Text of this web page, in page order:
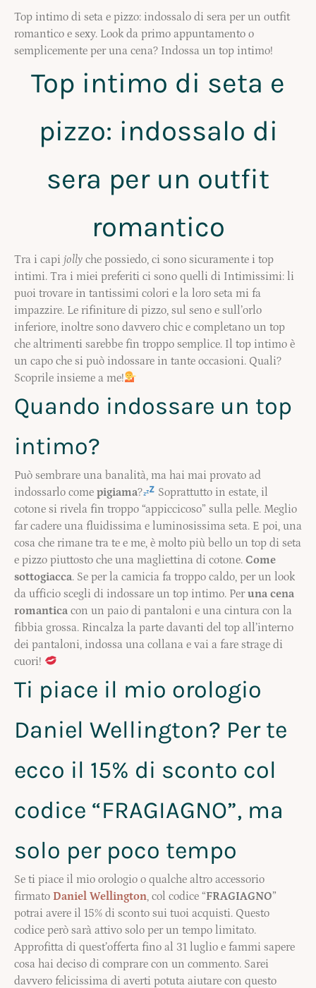
Top intimo di seta e pizzo: indossalo di sera per un outfit
romantico e sexy. Look da primo appuntamento o
semplicemente per una cena? Indossa un top intimo!
Top intimo di seta e
pizzo: indossalo di
sera per un outfit
romantico
Tra i capi jolly che possiedo, ci sono sicuramente i top
intimi. Tra i miei preferiti ci sono quelli di Intimissimi: li
puoi trovare in tantissimi colori e la loro seta mi fa
impazzire. Le rifiniture di pizzo, sul seno e sull’orlo
inferiore, inoltre sono davvero chic e completano un top
che altrimenti sarebbe fin troppo semplice. Il top intimo è
un capo che si può indossare in tante occasioni. Quali?
Scoprile insieme a me!
Quando indossare un top
intimo?
Può sembrare una banalità, ma hai mai provato ad
indossarlo come pigiama?
Soprattutto in estate, il
cotone si rivela fin troppo “appiccicoso” sulla pelle. Meglio
far cadere una fluidissima e luminosissima seta. E poi, una
cosa che rimane tra te e me, è molto più bello un top di seta
e pizzo piuttosto che una magliettina di cotone. Come
sottogiacca. Se per la camicia fa troppo caldo, per un look
da ufficio scegli di indossare un top intimo. Peruna cena
romantica con un paio di pantaloni e una cintura con la
fibbia grossa. Rincalza la parte davanti del top all’interno
dei pantaloni, indossa una collana e vai a fare strage di
cuori!
Ti piace il mio orologio
Daniel Wellington? Per te
ecco il 15% di sconto col
codice “FRAGIAGNO”, ma
solo per poco tempo
Se ti piace il mio orologio o qualche altro accessorio
firmato Daniel Wellington, col codice “FRAGIAGNO”
potrai avere il 15% di sconto sui tuoi acquisti. Questo
codice però sarà attivo solo per un tempo limitato.
Approfitta di quest’offerta fino al 31 luglio e fammi sapere
cosa hai deciso di comprare con un commento. Sarei
davvero felicissima di averti potuta aiutare con questo